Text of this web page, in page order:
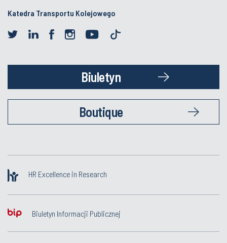
Katedra Transportu Kolejowego
Biuletyn
Boutique
HR Excellence in Research
Biuletyn Informacji Publicznej